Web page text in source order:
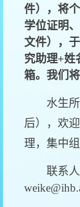
件），将
学位证明
文件），
究助理+姓
箱。我们
水生所
后），欢
理，集中
联系人：